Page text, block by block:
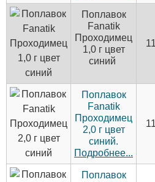
Поплавок
Fanatik
Проходимец
1,0 г цвет
синий
11
Поплавок
Fanatik
Проходимец
2,0 г цвет
синий.
Подробнее...
11
Поплавок